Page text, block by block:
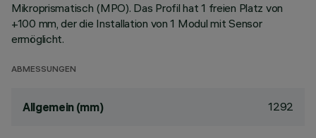
Mikroprismatisch (MPO). Das Profil hat 1 freien Platz von
+100 mm, der die Installation von 1 Modul mit Sensor
ermöglicht.
ABMESSUNGEN
Allgemein (mm) 1292